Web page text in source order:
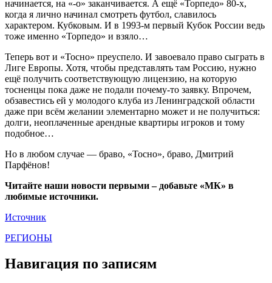
начинается, на «-о» заканчивается. А ещё «Торпедо» 80-х,
когда я лично начинал смотреть футбол, славилось
характером. Кубковым. И в 1993-м первый Кубок России ведь
тоже именно «Торпедо» и взяло…
Теперь вот и «Тосно» преуспело. И завоевало право сыграть в
Лиге Европы. Хотя, чтобы представлять там Россию, нужно
ещё получить соответствующую лицензию, на которую
тосненцы пока даже не подали почему-то заявку. Впрочем,
обзавестись ей у молодого клуба из Ленинградской области
даже при всём желании элементарно может и не получиться:
долги, неоплаченные арендные квартиры игроков и тому
подобное…
Но в любом случае — браво, «Тосно», браво, Дмитрий
Парфёнов!
Читайте наши новости первыми – добавьте «МК» в
любимые источники.
Источник
РЕГИОНЫ
Навигация по записям